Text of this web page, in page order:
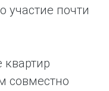
участие почти
совместно